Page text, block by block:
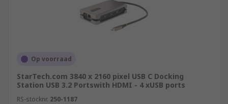
Op voorraad
StarTech.com 3840 x 2160 pixel USB C Docking
Station USB 3.2 Portswith HDMI - 4 xUSB ports
RS-stocknr. 250-1187